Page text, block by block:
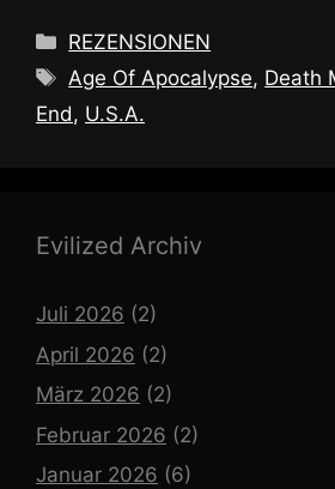
Kategorien
REZENSIONEN
Schlagwörter
Age Of Apocalypse, Death
End, U.S.A.
Evilized Archiv
Juli 2026 (2)
April 2026 (2)
März 2026 (2)
Februar 2026 (2)
Januar 2026 (6)